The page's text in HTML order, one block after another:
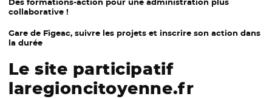
Des formations-action pour une administration plus
collaborative !
Gare de Figeac, suivre les projets et inscrire son action dans
la durée
Le site participatif
laregioncitoyenne.fr